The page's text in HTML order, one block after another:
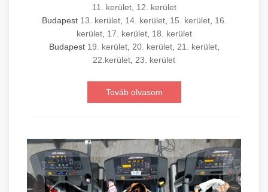
11. kerület, 12. kerület
Budapest 13. kerület, 14. kerület, 15. kerület, 16.
kerület, 17. kerület, 18. kerület
Budapest 19. kerület, 20. kerület, 21. kerület,
22.kerület, 23. kerület
Továb olvasom